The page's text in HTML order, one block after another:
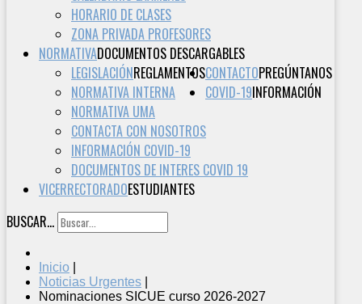
HORARIO DE CLASES
ZONA PRIVADA PROFESORES
NORMATIVADOCUMENTOS DESCARGABLES
LEGISLACIÓNREGLAMENTOS
NORMATIVA INTERNA
NORMATIVA UMA
CONTACTOPREGÚNTANOS
CONTACTA CON NOSOTROS
COVID-19INFORMACIÓN
INFORMACIÓN COVID-19
DOCUMENTOS DE INTERES COVID 19
VICERRECTORADOESTUDIANTES
BUSCAR...
Inicio
Noticias Urgentes
Nominaciones SICUE curso 2026-2027